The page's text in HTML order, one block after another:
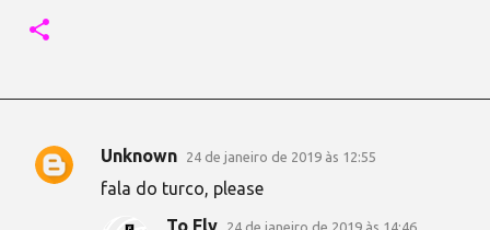
C
Unknown 24 de janeiro de 2019 às 12:55
fala do turco, please
To Fly
24 de janeiro de 2019 às 14:46